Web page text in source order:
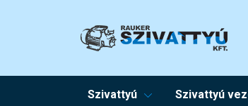
Szivattyú Szivattyú